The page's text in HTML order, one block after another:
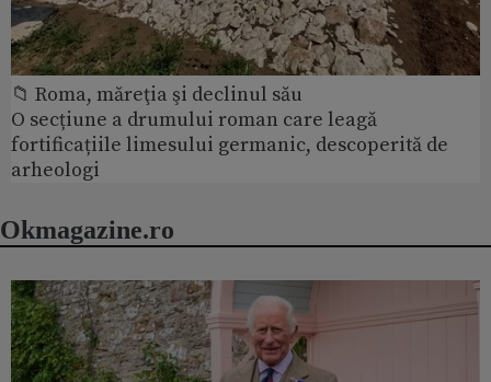
📁 Roma, măreţia şi declinul său
O secțiune a drumului roman care leagă
fortificațiile limesului germanic, descoperită de
arheologi
Okmagazine.ro